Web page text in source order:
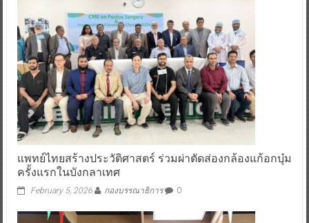
แพทย์ไทยสร้างประวัติศาสตร์ ร่วมผ่าตัดส่องกล้องแก้อกบุ๋ม
ครั้งแรกในบังกลาเทศ